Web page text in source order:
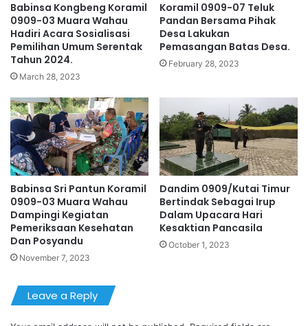
Babinsa Kongbeng Koramil
0909-03 Muara Wahau
Hadiri Acara Sosialisasi
Pemilihan Umum Serentak
Tahun 2024.
March 28, 2023
Koramil 0909-07 Teluk
Pandan Bersama Pihak
Desa Lakukan
Pemasangan Batas Desa.
February 28, 2023
Babinsa Sri Pantun Koramil
0909-03 Muara Wahau
Dampingi Kegiatan
Pemeriksaan Kesehatan
Dan Posyandu
November 7, 2023
Dandim 0909/Kutai Timur
Bertindak Sebagai Irup
Dalam Upacara Hari
Kesaktian Pancasila
October 1, 2023
Leave a Reply